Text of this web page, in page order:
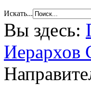
Искать...
Вы здесь:
Иерархов